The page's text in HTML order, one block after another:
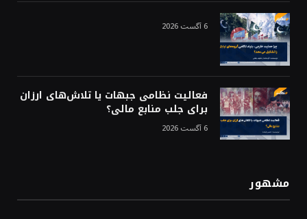
6 آگست 2026
فعالیت نظامی جبهات یا تلاش‌های ارزان
برای جلب منابع مالی؟
6 آگست 2026
مشهور